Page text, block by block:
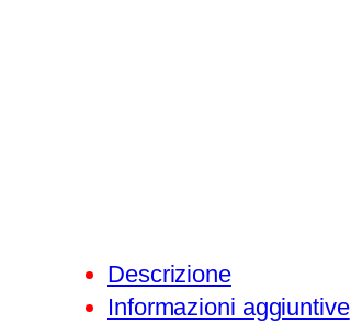
Descrizione
Informazioni aggiuntive